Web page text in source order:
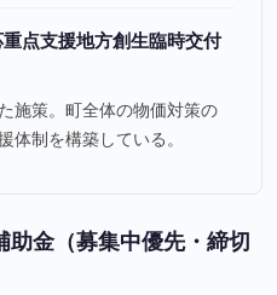
点支援地方創生臨時交付
施策。町全体の物価対策の
体制を構築している。
助金（募集中優先・締切